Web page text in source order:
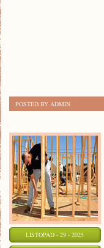
POSTED BY ADMIN
LISTOPAD - 29 - 2025